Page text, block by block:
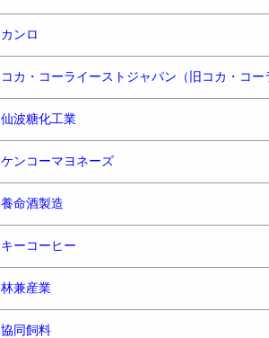
カンロ
コカ・コーライーストジャパン（旧コカ・
仙波糖化工業
ケンコーマヨネーズ
養命酒製造
キーコーヒー
林兼産業
協同飼料